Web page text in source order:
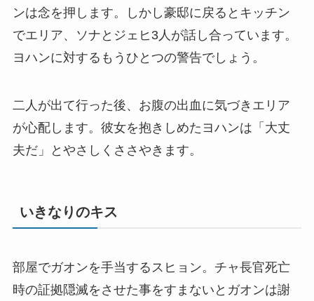
ンは念を押します。しかし豪邸に戻るとキッチン
でエリア、ソナとジェヒ3人が話し合っています。
ヨハンに対するもうひとつの警告でしょう。
二人が出て行った後、お腹の出血に気づきエリア
が心配します。彼女を抱きしめたヨハンは「大丈
夫だ」とやさしくささやきます。
いきなりのキス
部屋でガオンを手当するスヒョン。チャ長官死亡
時の証拠隠滅をさせた事をすまないとガオンは謝